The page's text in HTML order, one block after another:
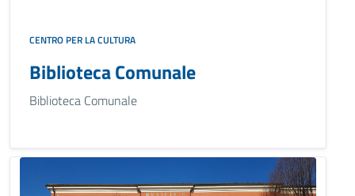
CENTRO PER LA CULTURA
Biblioteca Comunale
Biblioteca Comunale